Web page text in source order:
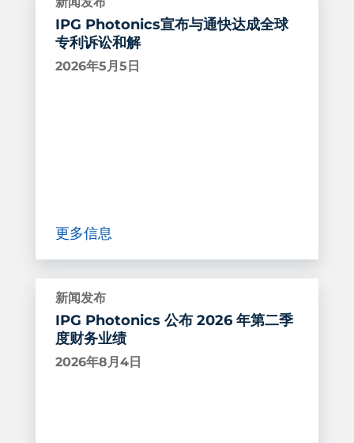
IPG Photonics宣布与通快达成全球
专利诉讼和解
2026年5月5日
更多信息
新闻发布
IPG Photonics 公布 2026 年第二季
度财务业绩
2026年8月4日